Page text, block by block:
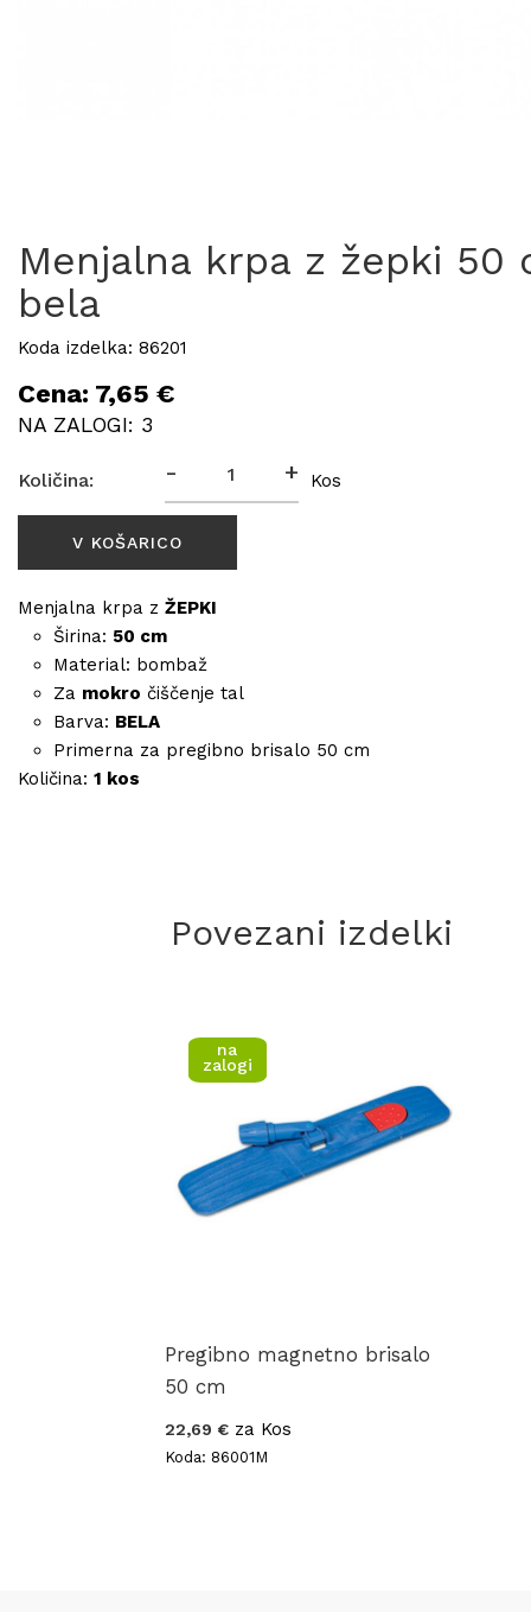
Menjalna krpa z žepki 50
bela
Koda izdelka: 86201
Cena: 7,65 €
NA ZALOGI: 3
Količina: - + Kos
Menjalna krpa z ŽEPKI
Širina: 50 cm
Material: bombaž
Za mokro čiščenje tal
Barva: BELA
Primerna za pregibno brisalo 50 cm
Količina: 1 kos
Povezani izdelki
na
zalogi
Pregibno magnetno brisalo
50 cm
22,69 € za Kos
Koda: 86001M